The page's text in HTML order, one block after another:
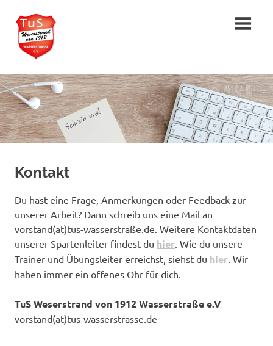
Inhalt
springen
von
1912
Wasserstraße
e.V.
Kontakt
Du hast eine Frage, Anmerkungen oder Feedback zur
unserer Arbeit? Dann schreib uns eine Mail an
vorstand(at)tus-wasserstraße.de. Weitere Kontaktdaten
unserer Spartenleiter findest du hier . Wie du unsere
Trainer und Übungsleiter erreichst, siehst du hier . Wir
haben immer ein offenes Ohr für dich.
TuS Weserstrand von 1912 Wasserstraße e.V
vorstand(at)tus-wasserstrasse.de